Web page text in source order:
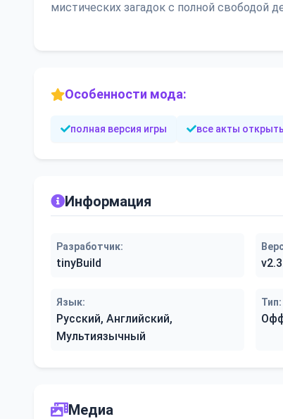
мистических загадок с полной свободой
Особенности мода:
полная версия игры все акты
Информация
Разработчик:
tinyBuild
Язык:
Русский, Английский,
Мультиязычный
Тип:
Медиа